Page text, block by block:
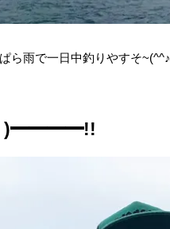
ら雨で一日中釣りやすそ~(^^♪
)━━━━!!